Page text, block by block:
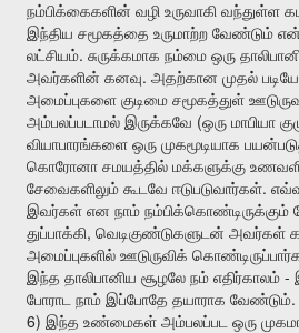
நம்பிக்கைகளின் வழி உருவாகி வந்துள்ள
இந்திய சமூகத்தை உருமாற்ற வேண்டும்
லட்சியம். சுருக்கமாக நம்மை ஒரு
அவர்களின் கனவு. அதற்கான முதல் படியே
அமைப்புகளை குடிமை சமூகத்துள்
அம்பலப்படாமல் இருக்கவே (ஒரு மாபியா
வியாபாரங்களை ஒரு முகமூடியாக
கொரோனா சமயத்தில் மக்களுக்கு
சேவைகளிலும் கூடவே ஈடுபடுவார்கள்.
இவர்கள் என நாம் நம்பிக்கொண்டிருக்கும்
துப்பாக்கி, வெடிகுண்டுகளுடன் அவர்கள்
அமைப்புகளில் ஊடுருவிக்
இந்த தாலிபானிய சூழலே நம் எதிர்காலம் -
போராட
நாம் இப்போதே தயாராக வேண்டும்.
6) இந்த உண்மைகள் அம்பலப்பட ஒரு